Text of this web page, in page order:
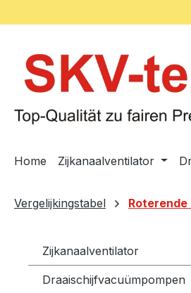
Home Zijkanaalventilator
Vergelijkingstabel
Zijkanaalventilator
Draaischijfvacuümpompen